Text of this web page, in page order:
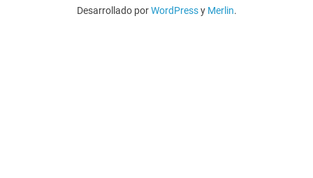
Desarrollado porWordPressy Merlin.